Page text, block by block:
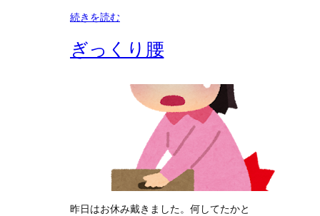
続きを読む
ぎっくり腰
昨日はお休み戴きました。何してたかと